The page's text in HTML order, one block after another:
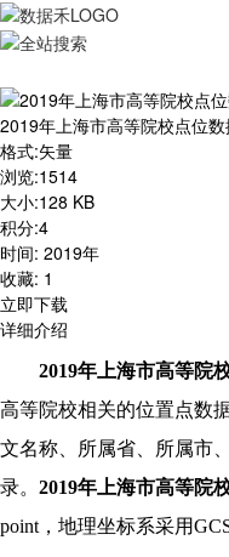
2019年上海市高等院校点位
格式:矢量
浏览:1514
大小:128 KB
积分:4
时间: 2019年
收藏: 1
立即下载
详细介绍
2019年上海市高等院
高等院校相关的位置点数
文名称、所属省、所属市
录。 2019年上海市高等院
point，地理坐标系采用